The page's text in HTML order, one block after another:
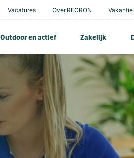
Vacatures Over RECRON Vakantie
Outdoor en actief Zakelijk